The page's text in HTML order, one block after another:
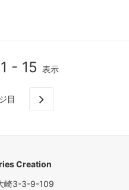
1 - 15 表示
目
Creation
崎3-3-9-109